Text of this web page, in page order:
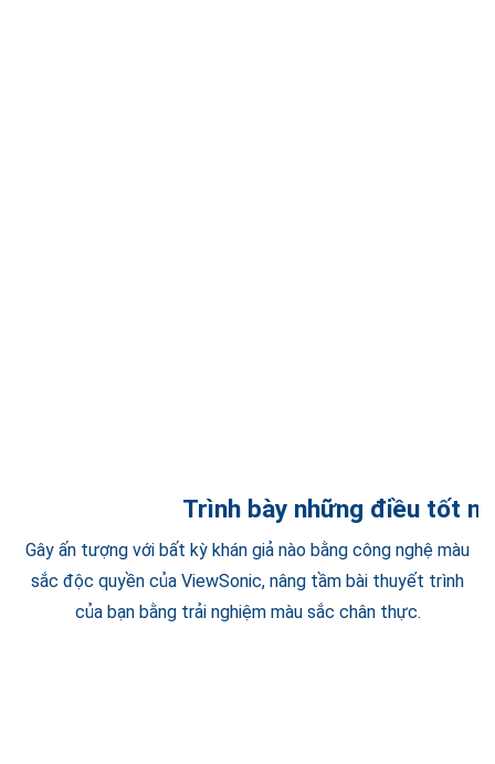
Trình bày những điều tốt
Gây ấn tượng với bất kỳ khán giả nào bằng công nghệ màu
sắc độc quyền của ViewSonic, nâng tầm bài thuyết trình
của bạn bằng trải nghiệm màu sắc chân thực.